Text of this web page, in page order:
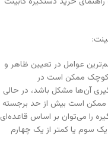
عوامل در تعیین ظاهر و
کوچک ممکن است در
آن‌ها مشکل باشد، در حالی
ممکن است بیش از حد برجسته
را می‌توان بر اساس قاعده‌ای
سوم یا کمتر از یک چهارم